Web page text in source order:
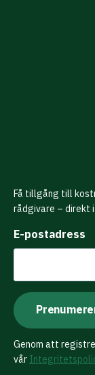
Få tillgång till
rådgivare – direkt i
E-postadress
Genom att
vår